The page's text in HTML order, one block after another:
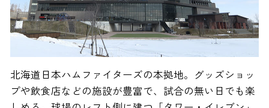
北海道日本ハムファイターズの本拠地。グッズショッ
プや飲食店などの施設が豊富で、試合の無い日でも楽